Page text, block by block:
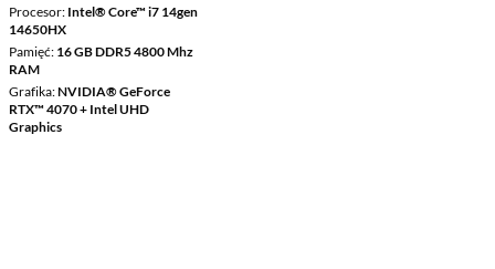
Procesor Intel® Core™ i7 14gen
14650HX
Pamięć 16 GB DDR5 4800 Mhz
RAM
Grafika NVIDIA® GeForce
RTX™ 4070 + Intel UHD
Graphics